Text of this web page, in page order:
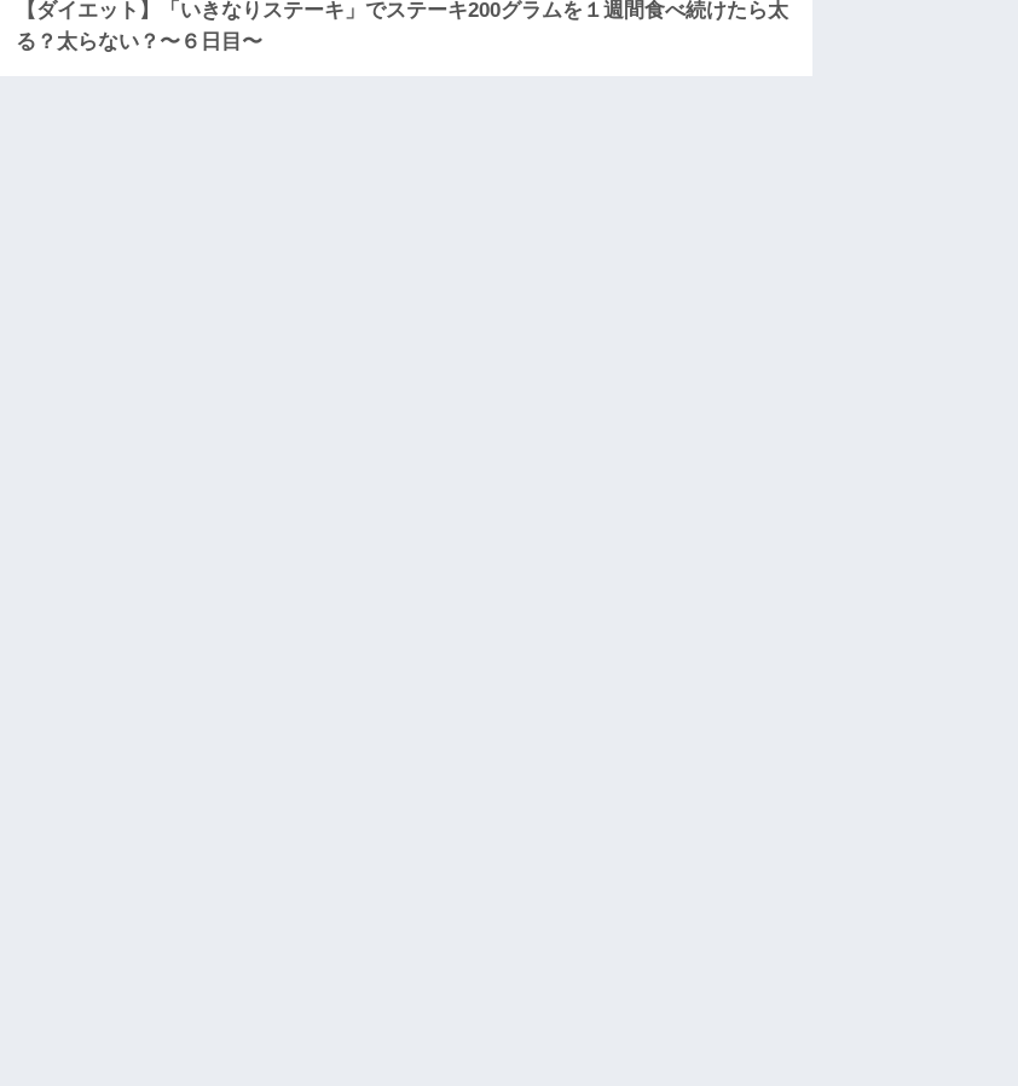
【ダイエット】「いきなりステーキ」でステーキ200グラムを１週間食べ続けたら太
る？太らない？〜６日目〜